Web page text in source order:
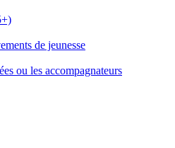
de jeunesse
ou les accompagnateurs